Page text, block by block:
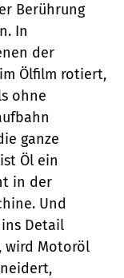
Berührung
In
der
Ölfilm rotiert,
ohne
ganze
Öl ein
in der
Und
Detail
wird Motoröl